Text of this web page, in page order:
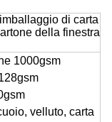
di carta
della finestra
1000gsm
velluto, carta